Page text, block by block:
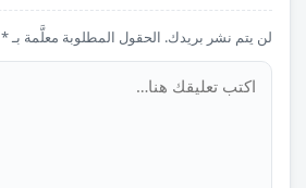
لن يتم نشر بريدك. الحقول المطلوبة معلَّمة بـ *
تعليق